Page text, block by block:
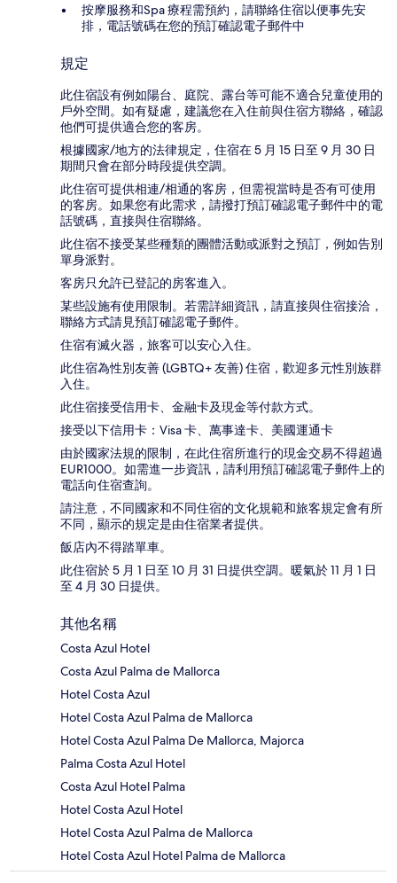
按摩服務和Spa 療程需預約，請聯絡住宿以便事先安
排，電話號碼在您的預訂確認電子郵件中
規定
此住宿設有例如陽台、庭院、露台等可能不適合兒童使用的
戶外空間。如有疑慮，建議您在入住前與住宿方聯絡，確認
他們可提供適合您的客房。
根據國家/地方的法律規定，住宿在 5 月 15 日至 9 月 30 日
期間只會在部分時段提供空調。
此住宿可提供相連/相通的客房，但需視當時是否有可使用
的客房。如果您有此需求，請撥打預訂確認電子郵件中的電
話號碼，直接與住宿聯絡。
此住宿不接受某些種類的團體活動或派對之預訂，例如告別
單身派對。
客房只允許已登記的房客進入。
某些設施有使用限制。若需詳細資訊，請直接與住宿接洽，
聯絡方式請見預訂確認電子郵件。
住宿有滅火器，旅客可以安心入住。
此住宿為性別友善 (LGBTQ+ 友善) 住宿，歡迎多元性別族群
入住。
此住宿接受信用卡、金融卡及現金等付款方式。
接受以下信用卡：Visa 卡、萬事達卡、美國運通卡
由於國家法規的限制，在此住宿所進行的現金交易不得超過
EUR1000。如需進一步資訊，請利用預訂確認電子郵件上的
電話向住宿查詢。
請注意，不同國家和不同住宿的文化規範和旅客規定會有所
不同，顯示的規定是由住宿業者提供。
飯店內不得踏單車。
此住宿於 5 月 1 日至 10 月 31 日提供空調。暖氣於 11 月 1 日
至 4 月 30 日提供。
其他名稱
Costa Azul Hotel
Costa Azul Palma de Mallorca
Hotel Costa Azul
Hotel Costa Azul Palma de Mallorca
Hotel Costa Azul Palma De Mallorca, Majorca
Palma Costa Azul Hotel
Costa Azul Hotel Palma
Hotel Costa Azul Hotel
Hotel Costa Azul Palma de Mallorca
Hotel Costa Azul Hotel Palma de Mallorca